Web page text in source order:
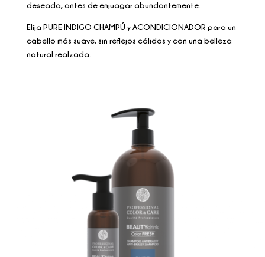
deseada, antes de enjuagar abundantemente.
Elija PURE INDIGO CHAMPÚ y ACONDICIONADOR para un
cabello más suave, sin reflejos cálidos y con una belleza
natural realzada.